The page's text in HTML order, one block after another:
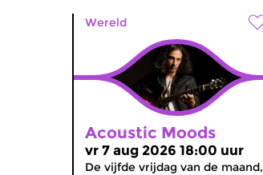
Wereld
Acoustic Moods
vr 7 aug 2026 18:00 uur
De vijfde vrijdag van de maand,